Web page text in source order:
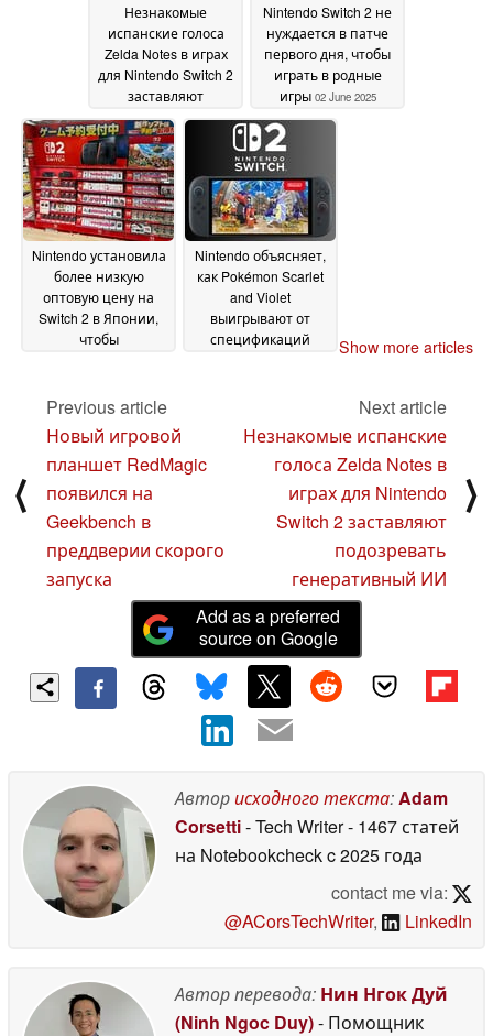
Незнакомые
испанские голоса
Zelda Notes в играх
для Nintendo Switch 2
заставляют
подозревать
генеративный ИИ
June 2025
Nintendo Switch 2 не
нуждается в патче
первого дня, чтобы
играть в родные
игры 02 June 2025
Nintendo установила
более низкую
оптовую цену на
Switch 2 в Японии,
чтобы
физических
Nintendo объясняет,
как Pokémon Scarlet
and Violet
выигрывают от
спецификаций
Show more articles
⟨
Previous article
Новый игровой
планшет RedMagic
появился на
Geekbench в
преддверии скорого
запуска
Next article
Незнакомые испанские
голоса Zelda Notes в
играх для Nintendo
Switch 2 заставляют
подозревать
генеративный ИИ
⟩
Add as a preferred
source on Google
Авторисходного текста:Adam
Corsetti- Tech Writer- 1467 статей
на Notebookcheckc 2025 года
contact me via:
@ACorsTechWriter, LinkedIn
Автор перевода: Нин Нгок Дуй
(Ninh Ngoc Duy)- Помощник